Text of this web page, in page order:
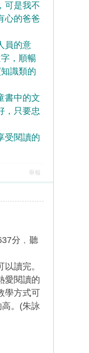
可是我不
心的爸爸
員的意
，順暢
識類的
書中的文
，只要忠
受閱讀的
舉報
分﹐聽
讀完。
愛閱讀的
學方式可
。(朱詠